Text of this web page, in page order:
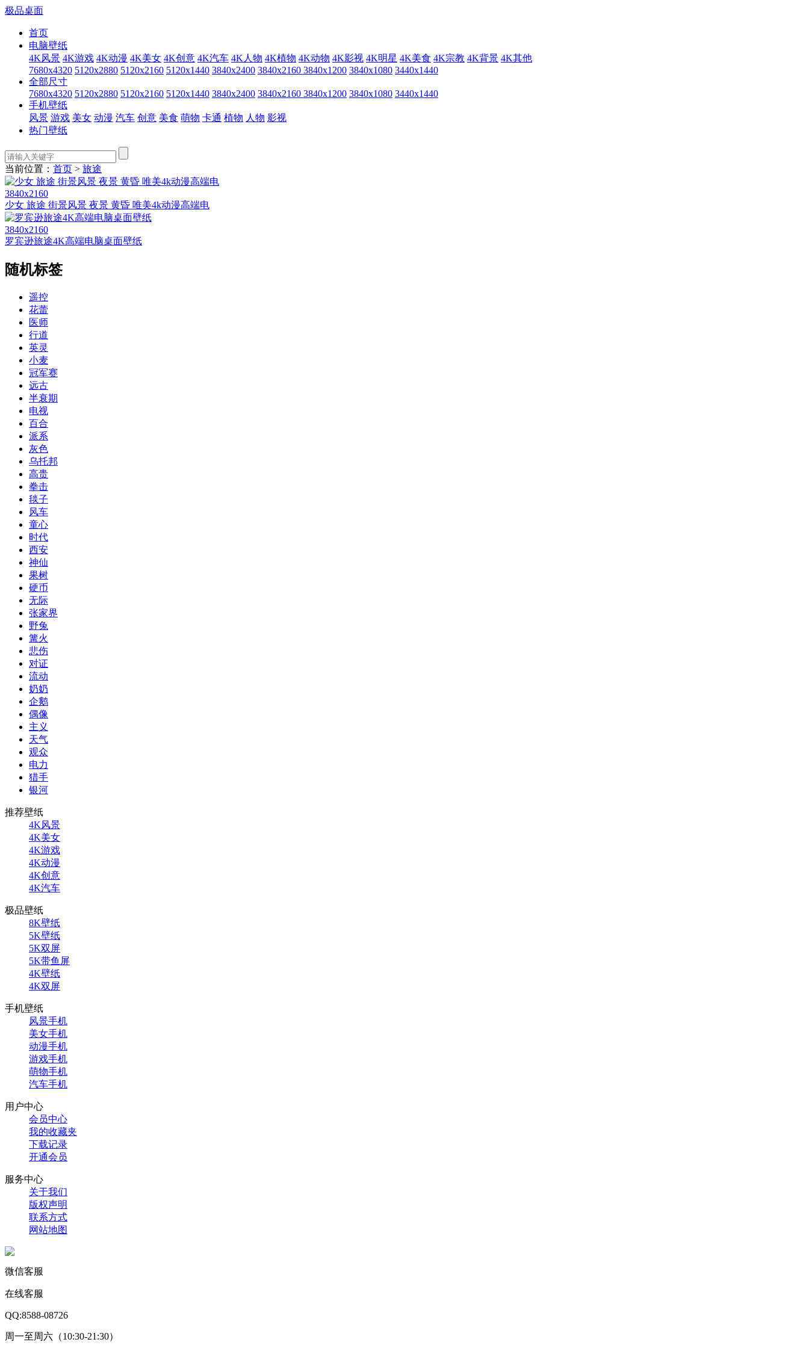
极品桌面
首页
电脑壁纸
4K风景 4K游戏 4K动漫 4K美女 4K创意 4K汽车 4K人物 4K植物 4K动物 4K影视 4K明星 4K美食 4K宗教 4K背景 4K其他
7680x4320 5120x2880 5120x2160 5120x1440 3840x2400 3840x2160 3840x1200 3840x1080 3440x1440
全部尺寸
7680x4320 5120x2880 5120x2160 5120x1440 3840x2400 3840x2160 3840x1200 3840x1080 3440x1440
手机壁纸
风景 游戏 美女 动漫 汽车 创意 美食 萌物 卡通 植物 人物 影视
热门壁纸
当前位置： 首页 > 旅途
3840x2160
少女 旅途 街景风景 夜景 黄昏 唯美4k动漫高端电
3840x2160
罗宾逊旅途4K高端电脑桌面壁纸
随机标签
遥控
花蕾
医师
行道
英灵
小麦
冠军赛
远古
半衰期
电视
百合
派系
灰色
乌托邦
高贵
拳击
毯子
风车
童心
时代
西安
神仙
果树
硬币
无际
张家界
野兔
篝火
悲伤
对证
流动
奶奶
企鹅
偶像
主义
天气
观众
电力
猎手
银河
推荐壁纸
4K风景
4K美女
4K游戏
4K动漫
4K创意
4K汽车
极品壁纸
8K壁纸
5K壁纸
5K双屏
5K带鱼屏
4K壁纸
4K双屏
手机壁纸
风景手机
美女手机
动漫手机
游戏手机
萌物手机
汽车手机
用户中心
会员中心
我的收藏夹
下载记录
开通会员
服务中心
关于我们
版权声明
联系方式
网站地图
微信客服
在线客服
QQ:8588-08726
周一至周六（10:30-21:30）